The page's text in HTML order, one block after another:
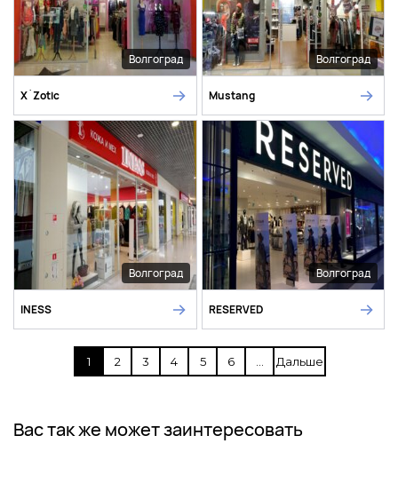
Волгоград
X`Zotic
Волгоград
Mustang
Волгоград
INESS
Волгоград
RESERVED
1 2 3 4 5 6 Дальше
Вас так же может заинтересовать